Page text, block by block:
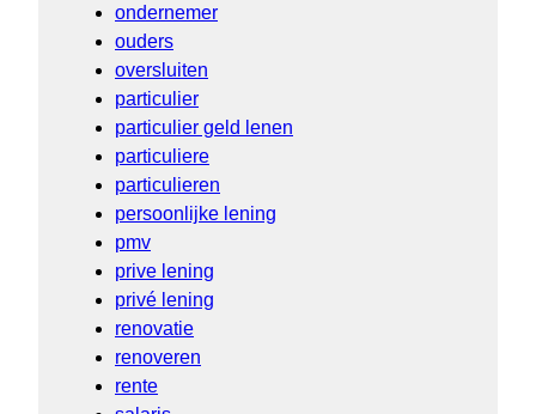
ondernemer
ouders
oversluiten
particulier
particulier geld lenen
particuliere
particulieren
persoonlijke lening
pmv
prive lening
privé lening
renovatie
renoveren
rente